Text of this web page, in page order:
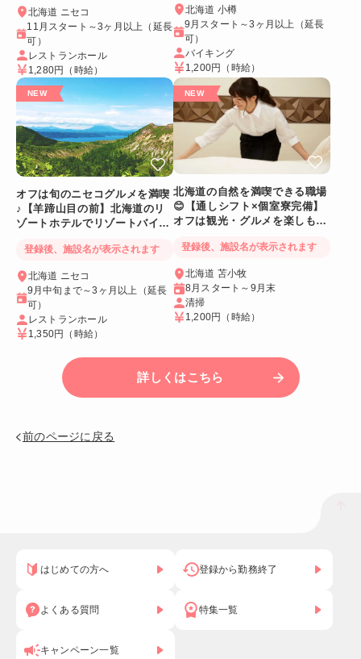
北海道 ニセコ
11月スタート～3ヶ月以上（延長
可）
レストランホール
1,280円 （時給）
北海道 小樽
9月スタート～3ヶ月以上（延長
可）
バイキング
1,200円 （時給）
オフは旬のニセコグルメを満喫
♪【羊蹄山目の前】北海道のリ
ゾートホテルでリゾートバイト
登録後、施設名が表示されます
北海道 ニセコ
9月中旬まで～3ヶ月以上（延長
可）
レストランホール
1,350円
（時給）
北海道の自然を満喫できる職場
😊【通しシフト×個室寮完備】
オフは観光・グルメを楽しも
登録後、施設名が表示されます
北海道 苫小牧
8月スタート～9月末
清掃
1,200円
（時給）
詳しくはこちら
前のページに戻る
はじめての方へ 登録から勤務終了
よくある質問 特集一覧
キャンペーン一覧